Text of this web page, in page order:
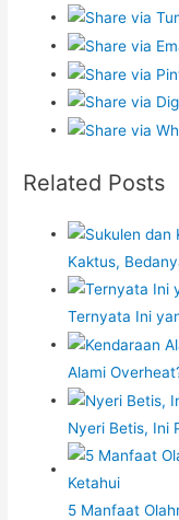
Related Posts
Kaktus,
Ternyata Ini
Alami
Nyeri Betis, Ini
5 Manfaat